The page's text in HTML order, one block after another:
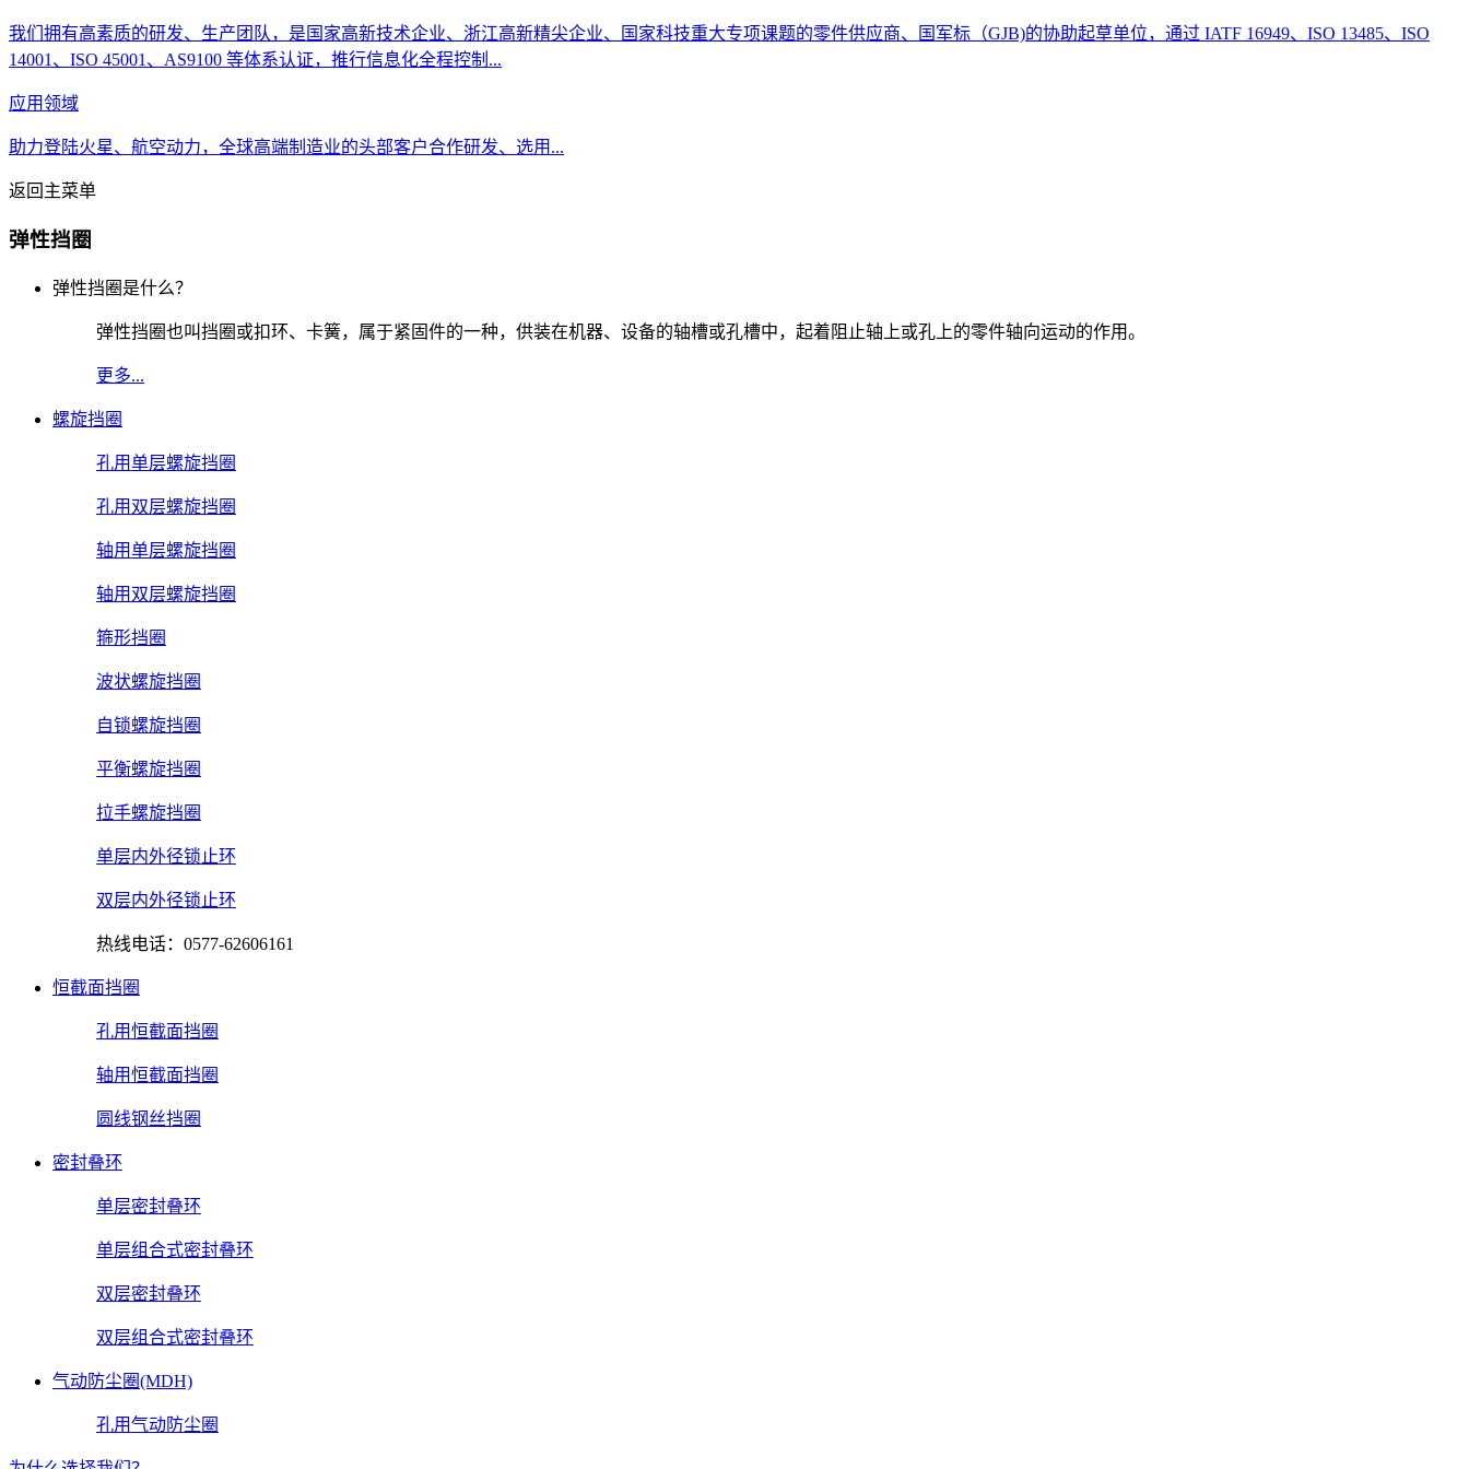
我们拥有高素质的研发、生产团队，是国家高新技术企业、浙江高新精尖企业、国家科技重大专项课题的零件供应商、国军标（GJB)的协助起草单位，通过 IATF 16949、ISO 13485、ISO
14001、ISO 45001、AS9100 等体系认证，推行信息化全程控制...
应用领域
助力登陆火星、航空动力，全球高端制造业的头部客户合作研发、选用...
返回主菜单
弹性挡圈
弹性挡圈是什么？
弹性挡圈也叫挡圈或扣环、卡簧，属于紧固件的一种，供装在机器、设备的轴槽或孔槽中，起着阻止轴上或孔上的零件轴向运动的作用。
更多...
螺旋挡圈
孔用单层螺旋挡圈
孔用双层螺旋挡圈
轴用单层螺旋挡圈
轴用双层螺旋挡圈
箍形挡圈
波状螺旋挡圈
自锁螺旋挡圈
平衡螺旋挡圈
拉手螺旋挡圈
单层内外径锁止环
双层内外径锁止环
热线电话：0577-62606161
恒截面挡圈
孔用恒截面挡圈
轴用恒截面挡圈
圆线钢丝挡圈
密封叠环
单层密封叠环
单层组合式密封叠环
双层密封叠环
双层组合式密封叠环
气动防尘圈(MDH)
孔用气动防尘圈